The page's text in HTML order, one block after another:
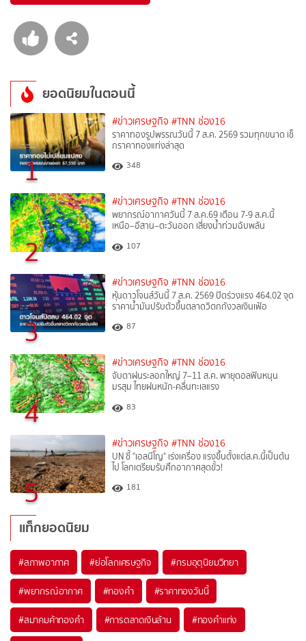
ยอดนิยมในตอนนี้
1
#ข่าวเศรษฐกิจ #TNN ช่อง16
ราคาทองรูปพรรณวันนี้ 7 ส.ค. 2569 รวมทุกขนาด เช็
กราคาทองแท่งล่าสุด
348
2
#ข่าวเศรษฐกิจ #TNN ช่อง16
พยากรณ์อากาศวันนี้ 7 ส.ค.69 เตือน 7-9 ส.ค.นี้
เหนือ–อีสาน–ตะวันออก เสี่ยงน้ำท่วมฉับพลัน
107
3
#ข่าวเศรษฐกิจ #TNN ช่อง16
หุ้นดาวโจนส์วันนี้ 7 ส.ค. 2569 ปิดร่วงแรง 464.02 จุด
ราคาน้ำมันปรับตัวขึ้นตลาดวิตกกังวลเงินเฟ้อ
87
4
#ข่าวเศรษฐกิจ #TNN ช่อง16
จับตาฝนระลอกใหญ่ 7–11 ส.ค. พายุดอลฟินหนุน
มรสุม ไทยฝนหนัก-คลื่นทะเลแรง
83
5
#ข่าวเศรษฐกิจ #TNN ช่อง16
UN ชี้ "เอลนีโญ" เร่งเครื่อง แรงขึ้นตั้งแต่ส.ค.นี้เป็นต้น
ไป โลกเตรียมรับศึกอากาศสุดขั้ว!
181
แท็กยอดนิยม
#สภาพอากาศ #ย่อโลกเศรษฐกิจ #กรมอุตุนิยมวิทยา
#พยากรณ์อากาศ #ทองคำ #ราคาทองวันนี้
#สมาคมค้าทองคำ #การตลาดเงินล้าน #ทองคำแท่ง